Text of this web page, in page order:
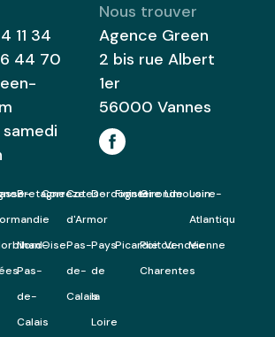
11 34
44 70
samedi
Nous trouver
Agence Green
2 bis rue Albert
1er
56000 Vannes
Bretagne
CorrezeCotes-
d'Armor
Dordogne
FinistereGirondeLimousin
Loire-
Atlantique
Nord-
Pas-
de-
Calais
OisePas-
de-
Calais
Pays
de
la
Loire
PicardiePoitou-
Charentes
VendeeVienne